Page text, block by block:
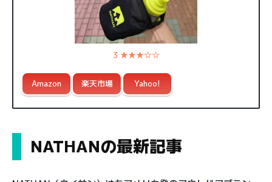
3 ★★★☆☆
Amazon 楽天市場 Yahoo!
NATHANの最新記事